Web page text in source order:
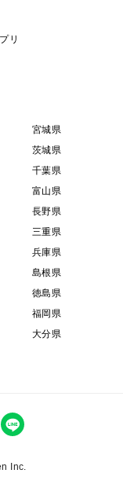
リ
宮城県
茨城県
千葉県
富山県
長野県
三重県
兵庫県
島根県
徳島県
福岡県
大分県
Inc.